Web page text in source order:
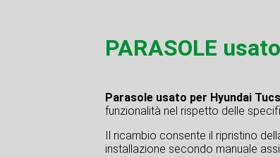
PARASOLE
Parasole usato per Hyundai
funzionalità nel rispetto delle
Il ricambio consente il ripristino
installazione secondo manuale